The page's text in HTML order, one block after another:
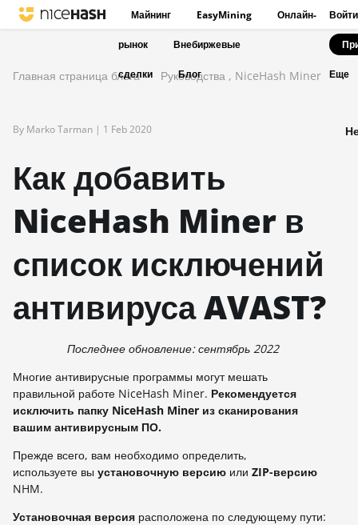
Майнинг EasyMining Онлайн-
рынок Внебиржевые
сделки Блог
Войти
Еще
Главная страница блога Руководства , NiceHash Miner
By Marko Tarman | 1 Feb 2020
Как добавить
NiceHash Miner в
список исключений
антивируса AVAST?
Последнее обновление: сентябрь 2022
Многие антивирусные программы могут мешать
правильной работе NiceHash Miner. Рекомендуется
исключить папку NiceHash Miner из сканирования
вашим антивирусным ПО.
Прежде всего, вам необходимо определить,
используете вы установочную версию или ZIP-версию
NHM.
Установочная версия расположена по следующему пути: